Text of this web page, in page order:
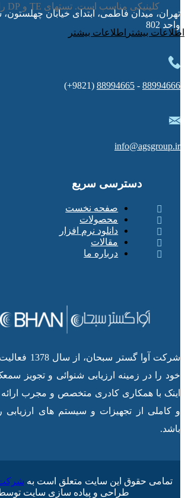
کلینیکی مناسب است. تستهای TE و DP را انجام می‌دهد.
اطلاعات بیشتر
واحد 802
88994666
-
88994665
(9821+)
info@agsgroup.ir
دسترسی سریع
صفحه نخست
محصولات
دانلود نرم افزار
مقالات
درباره ما
شرکت آوا گستر
خود را در زمینه ارزیابی شنوائی و تجویز
اینک با همکاری کادری متخصص و مجرب
و کاملی از تجهیزات و سیستم های
باشد.
تمامی حقوق این سایت متعلق است به شرکت
طراحی و پیاده سازی سایت